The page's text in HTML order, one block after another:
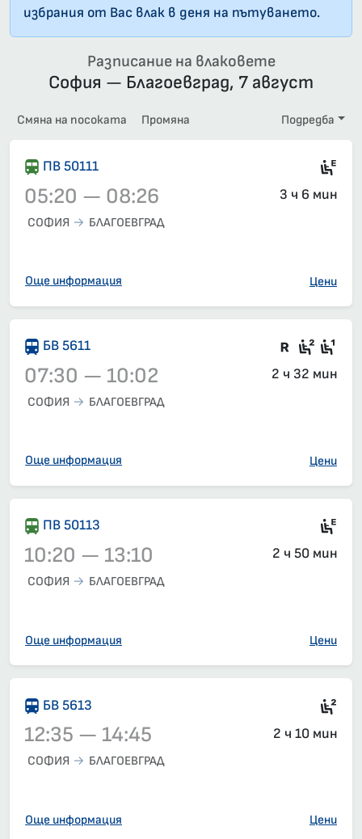
избрания от Вас влак в деня на пътуването.
Разписание на влаковете
София — Благоевград, 7 август
Смяна на посоката Промяна Подредба
Влак 50111, 05:20 – 08:26, вече е заминал
ПВ 50111
05:20 — 08:26 3 ч 6 мин
СОФИЯ БЛАГОЕВГРАД
Още информация Цени
Влак 5611, 07:30 – 10:02, вече е заминал
БВ 5611 Във
07:30 — 10:02 2 ч 32 мин
СОФИЯ БЛАГОЕВГРАД
Още информация Цени
Влак 50113, 10:20 – 13:10, вече е заминал
ПВ 50113
10:20 — 13:10 2 ч 50 мин
СОФИЯ БЛАГОЕВГРАД
Още информация Цени
Влак 5613, 12:35 – 14:45, вече е заминал
БВ 5613
12:35 — 14:45 2 ч 10 мин
СОФИЯ БЛАГОЕВГРАД
Още информация Цени